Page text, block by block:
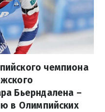
чемпиона
Бьерндалена –
в Олимпийских